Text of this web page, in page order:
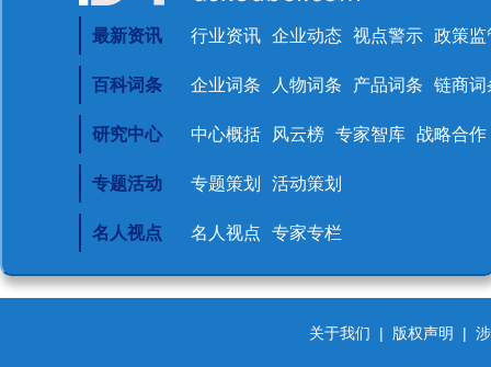
最新资讯 行业资讯 企业动态 视点警示 政策监
百科词条 企业词条 人物词条 产品词条 链商词
研究中心 中心概括 风云榜 专家智库 战略合作
专题活动 专题策划 活动策划
名人视点 名人视点 专家专栏
关于我们 | 版权声明 |